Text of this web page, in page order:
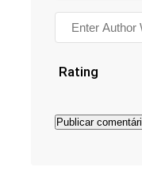
Rating